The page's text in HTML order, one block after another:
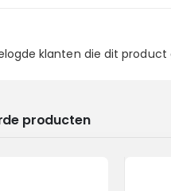
klanten die dit
producten